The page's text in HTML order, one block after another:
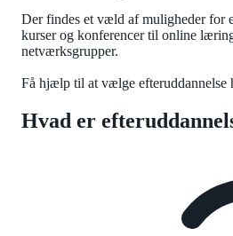
Der findes et væld af muligheder for
kurser og konferencer til online
netværksgrupper.
Få hjælp til at vælge efteruddannelse
Hvad er